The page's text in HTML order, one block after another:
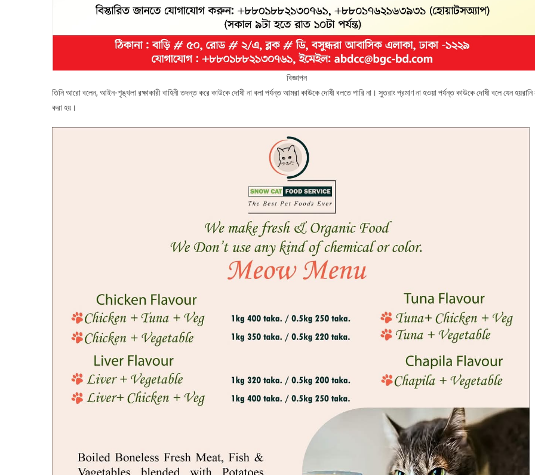
বিজ্ঞাপন
তিনি আরো বলেন, আইন-শৃঙ্খলা রক্ষাকারী বাহিনী তদন্ত করে কাউকে দোষী না বলা পর্যন্ত আমরা কাউকে দোষী বলতে পারি না। সুতরাং প্রমাণ না হওয়া পর্যন্ত কাউকে দোষী বলে যেন হয়রানি
করা হয়।